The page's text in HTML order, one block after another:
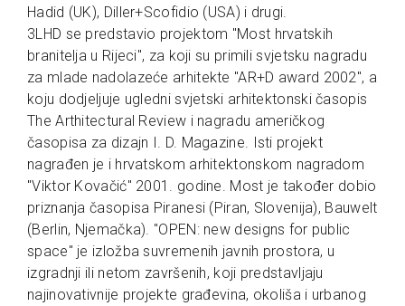
Hadid (UK), Diller+Scofidio (USA) i drugi.
3LHD se predstavio projektom "Most hrvatskih
branitelja u Rijeci", za koji su primili svjetsku nagradu
za mlade nadolazeće arhitekte "AR+D award 2002", a
koju dodjeljuje ugledni svjetski arhitektonski časopis
The Arthitectural Review i nagradu američkog
časopisa za dizajn I. D. Magazine. Isti projekt
nagrađen je i hrvatskom arhitektonskom nagradom
"Viktor Kovačić" 2001. godine. Most je također dobio
priznanja časopisa Piranesi (Piran, Slovenija), Bauwelt
(Berlin, Njemačka). "OPEN: new designs for public
space" je izložba suvremenih javnih prostora, u
izgradnji ili netom završenih, koji predstavljaju
najinovativnije projekte građevina, okoliša i urbanog